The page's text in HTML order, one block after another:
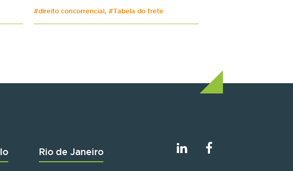
#direito concorrencial, #Tabela do frete
Rio de Janeiro